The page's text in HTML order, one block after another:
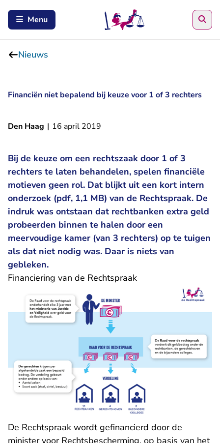
Menu
Nieuws
Financiën niet bepalend bij keuze voor 1 of 3 rechters
Den Haag | 16 april 2019
Bij de keuze om een rechtszaak door 1 of 3
rechters te laten behandelen, spelen financiële
motieven geen rol. Dat blijkt uit een kort intern
onderzoek (pdf, 1,1 MB) van de Rechtspraak. De
indruk was ontstaan dat rechtbanken extra geld
probeerden binnen te halen door een
meervoudige kamer (van 3 rechters) op te tuigen
als dat niet nodig was. Daar is niets van
gebleken.
Financiering van de Rechtspraak
De Rechtspraak wordt gefinancierd door de
minister voor Rechtsbescherming, op basis van het